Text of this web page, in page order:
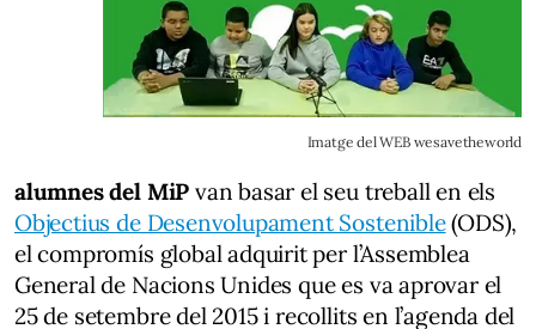
Imatge del WEB wesavetheworld
alumnes del MiP van basar el seu treball en els
Objectius de Desenvolupament Sostenible(ODS),
el compromís global adquirit per l’Assemblea
General de Nacions Unides que es va aprovar el
25 de setembre del 2015 i recollits en l’agenda del